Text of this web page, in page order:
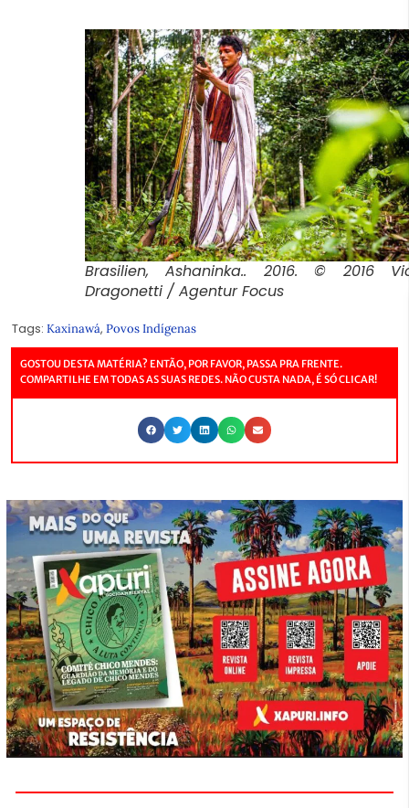
Brasilien, Ashaninka.. 2016. © 2016
Dragonetti / Agentur Focus
Tags: Kaxinawá, Povos Indígenas
GOSTOU DESTA MATÉRIA? ENTÃO, POR FAVOR, PASSA PRA FRENTE.
COMPARTILHE EM TODAS AS SUAS REDES. NÃO CUSTA NADA, É SÓ CLICAR!